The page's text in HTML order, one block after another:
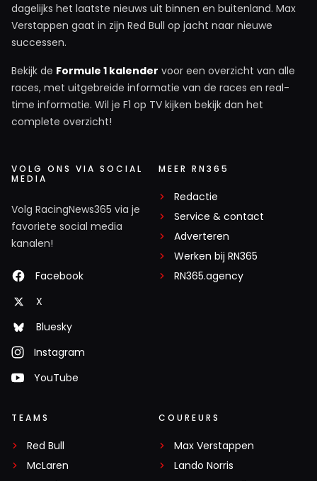
dagelijks het laatste nieuws uit binnen en buitenland. Max
Verstappen gaat in zijn Red Bull op jacht naar nieuwe
successen.
Bekijk de Formule 1 kalender voor een overzicht van alle
races, met uitgebreide informatie van de races en real-
time informatie. Wil je F1 op TV kijken bekijk dan het
complete overzicht!
VOLG ONS VIA SOCIAL
MEDIA
Volg RacingNews365 via je
favoriete social media
kanalen!
Facebook
X
Bluesky
Instagram
YouTube
MEER RN365
Redactie
Service & contact
Adverteren
Werken bij RN365
RN365.agency
TEAMS
Red Bull
McLaren
COUREURS
Max Verstappen
Lando Norris